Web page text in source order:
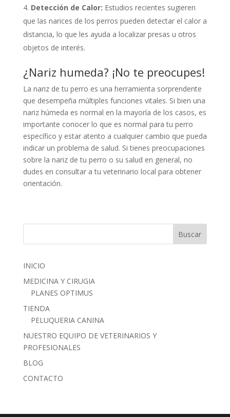
Detección de Calor: Estudios recientes sugieren
que las narices de los perros pueden detectar el calor a
distancia, lo que les ayuda a localizar presas u otros
objetos de interés.
¿Nariz humeda? ¡No te preocupes!
La nariz de tu perro es una herramienta sorprendente
que desempeña múltiples funciones vitales. Si bien una
nariz húmeda es normal en la mayoría de los casos, es
importante conocer lo que es normal para tu perro
específico y estar atento a cualquier cambio que pueda
indicar un problema de salud. Si tienes preocupaciones
sobre la nariz de tu perro o su salud en general, no
dudes en consultar a tu veterinario local para obtener
orientación.
INICIO
MEDICINA Y CIRUGIA
PLANES OPTIMUS
TIENDA
PELUQUERIA CANINA
NUESTRO EQUIPO DE VETERINARIOS Y
PROFESIONALES
BLOG
CONTACTO